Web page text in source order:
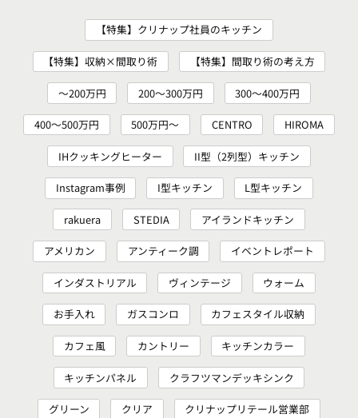
【特集】クリナップ社員のキッチン
【特集】収納×間取り術 【特集】間取り術の考え方
～200万円 200〜300万円 300～400万円
400～500万円 500万円～ CENTRO HIROMA
IHクッキングヒーター II型（2列型）キッチン
Instagram事例 I型キッチン L型キッチン
rakuera STEDIA アイランドキッチン
アメリカン アンティーク調 イベントレポート
インダストリアル ヴィンテージ ウォーム
お手入れ ガスコンロ カフェスタイル収納
カフェ風 カントリー キッチンカラー
キッチンパネル クラフツマンデッキシンク
グリーン クリア クリナップリテール営業部